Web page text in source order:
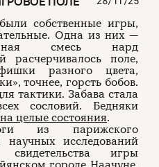
собственные игры,
Одна из них —
смесь нард
поле,
разного цвета,
точнее, горсть бобов.
тактики. Забава стала
сословий. Бедняки
на целые состояния.
из парижского
научных исследований
игры